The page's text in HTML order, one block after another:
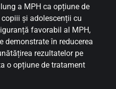
a MPH ca opțiune de
și adolescenții cu
favorabil al MPH,
demonstrate în reducerea
rezultatelor pe
o opțiune de tratament